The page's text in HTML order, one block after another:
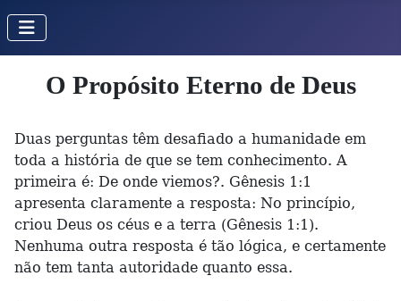
O Propósito Eterno de Deus
Duas perguntas têm desafiado a humanidade em
toda a história de que se tem conhecimento. A
primeira é: De onde viemos?. Gênesis 1:1
apresenta claramente a resposta: No princípio,
criou Deus os céus e a terra (Gênesis 1:1).
Nenhuma outra resposta é tão lógica, e certamente
não tem tanta autoridade quanto essa.